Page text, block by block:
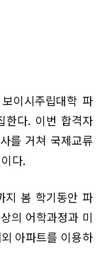
이시주립대학 파
한다. 이번 합격자
를 거쳐 국제교류
다.
지 봄 학기동안 파
의 어학과정과 미
아파트를 이용하